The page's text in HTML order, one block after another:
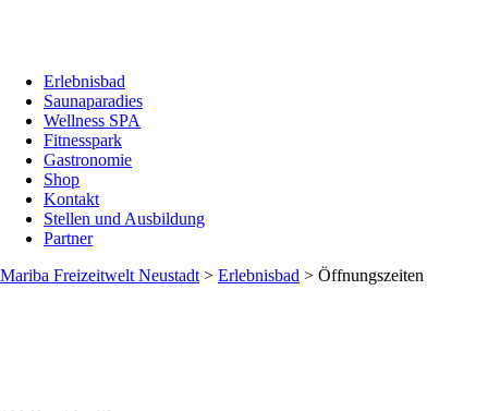
Erlebnisbad
Saunaparadies
Wellness SPA
Fitnesspark
Gastronomie
Shop
Kontakt
Stellen und Ausbildung
Partner
Mariba Freizeitwelt Neustadt > Erlebnisbad > Öffnungszeiten